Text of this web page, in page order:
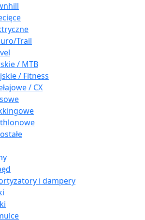
Trail
/ MTB
/ Fitness
/ CX
i dampery